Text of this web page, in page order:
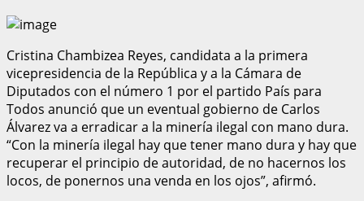
Cristina Chambizea Reyes, candidata a la primera
vicepresidencia de la República y a la Cámara de
Diputados con el número 1 por el partido País para
Todos anunció que un eventual gobierno de Carlos
Álvarez va a erradicar a la minería ilegal con mano dura.
“Con la minería ilegal hay que tener mano dura y hay que
recuperar el principio de autoridad, de no hacernos los
locos, de ponernos una venda en los ojos”, afirmó.